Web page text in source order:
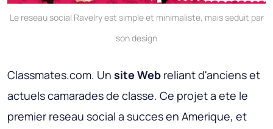
Le reseau social Ravelry est simple et minimaliste, mais seduit par
son design
Classmates.com. Un site Web reliant d'anciens et
actuels camarades de classe. Ce projet a ete le
premier reseau social a succes en Amerique, et